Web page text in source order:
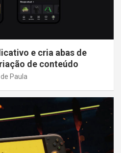
e cria abas de
de conteúdo
Paula